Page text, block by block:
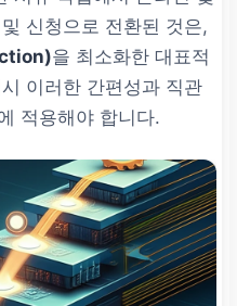
신청으로 전환된 것은,
을 최소화한 대표적
이러한 간편성과 직관
적용해야 합니다.